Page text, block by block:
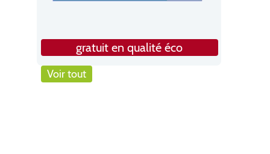
gratuit en qualité éco
Voir tout